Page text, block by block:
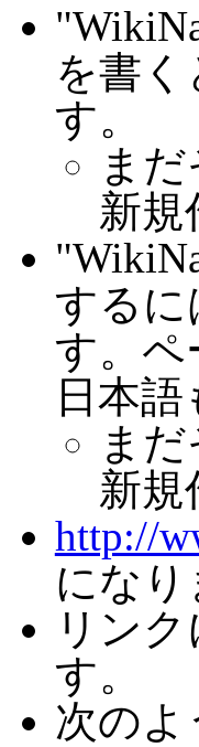
を書
す。
ま
新規
する
す。ペ
日本語
ま
新規
http://
になり
リン
す。
次の